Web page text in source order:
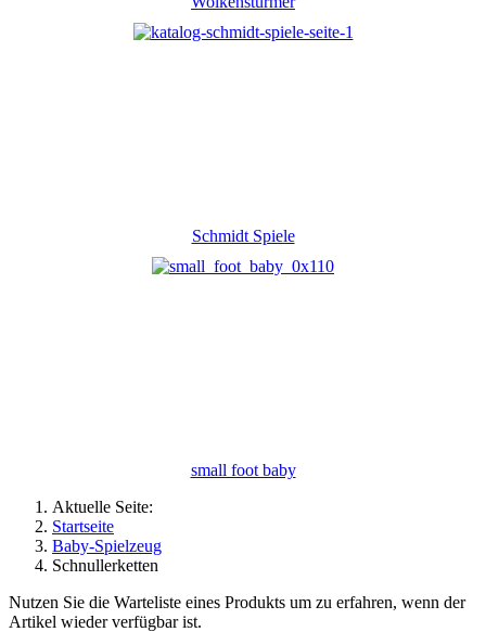
Schmidt Spiele
small foot baby
Aktuelle Seite:
Startseite
Baby-Spielzeug
Schnullerketten
Nutzen Sie die Warteliste eines Produkts um zu erfahren, wenn der
Artikel wieder verfügbar ist.